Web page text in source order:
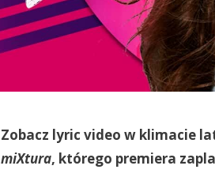
Zobacz lyric video w klimacie
miXtura, którego premiera